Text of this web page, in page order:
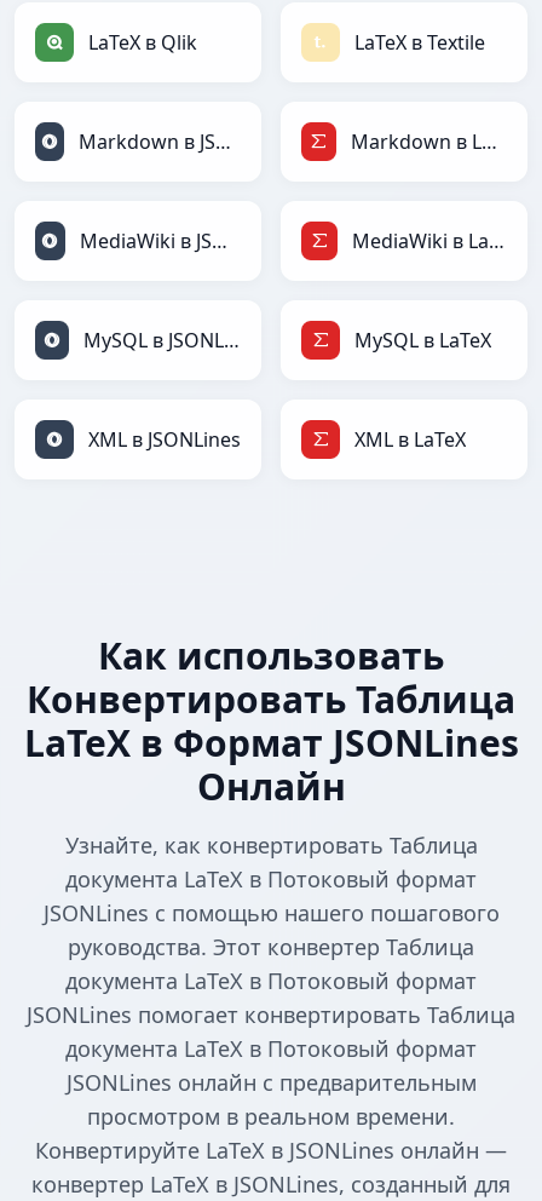
LaTeX в Qlik LaTeX в Textile
Markdown в JSONLines Markdown в LaTeX
MediaWiki в JSONLines MediaWiki в LaTeX
MySQL в JSONLines MySQL в LaTeX
XML в JSONLines XML в LaTeX
Как использовать
Конвертировать Таблица
LaTeX в Формат JSONLines
Онлайн
Узнайте, как конвертировать Таблица
документа LaTeX в Потоковый формат
JSONLines с помощью нашего пошагового
руководства. Этот конвертер Таблица
документа LaTeX в Потоковый формат
JSONLines помогает конвертировать Таблица
документа LaTeX в Потоковый формат
JSONLines онлайн с предварительным
просмотром в реальном времени.
Конвертируйте LaTeX в JSONLines онлайн —
конвертер LaTeX в JSONLines, созданный для